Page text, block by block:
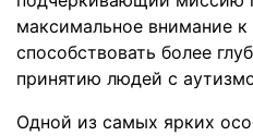
максимальное внимание
способствовать более
принятию людей с
Одной из самых ярких